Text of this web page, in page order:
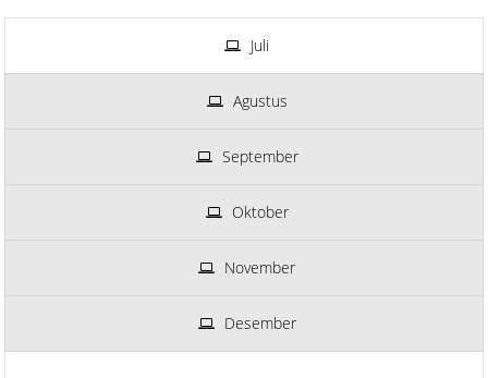
Juli
Agustus
September
Oktober
November
Desember